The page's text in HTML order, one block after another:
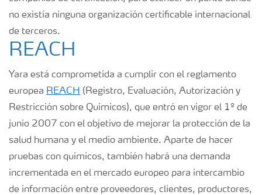
no existía ninguna organización certificable internacional
de terceros.
REACH
Yara está comprometida a cumplir con el reglamento
europea REACH (Registro, Evaluación, Autorización y
Restricción sobre Químicos), que entró en vigor el 1º de
junio 2007 con el objetivo de mejorar la protección de la
salud humana y el medio ambiente. Aparte de hacer
pruebas con químicos, también habrá una demanda
incrementada en el mercado europeo para intercambio
de información entre proveedores, clientes, productores,